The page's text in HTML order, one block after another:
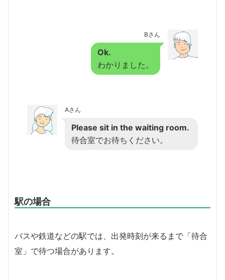
Bさん
Ok.
わかりました。
Aさん
Please sit in the waiting room.
待合室でお待ちください。
駅の場合
バスや鉄道などの駅では、出発時刻が来るまで「待合
室」で待つ場合があります。